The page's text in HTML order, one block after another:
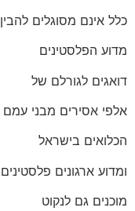
כלל אינם מסוגלים להבין
מדוע הפלסטינים
דואגים לגורלם של
אלפי אסירים מבני עמם
הכלואים בישראל
ומדוע ארגונים פלסטינים
מוכנים גם לנקוט